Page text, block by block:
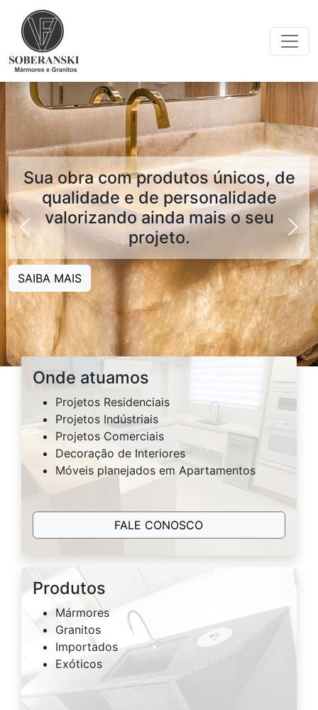
Sua obra com produtos únicos, de
qualidade e de personalidade
valorizando ainda mais o seu
projeto.
SAIBA MAIS
Onde atuamos
Projetos Residenciais
Projetos Indústriais
Projetos Comerciais
Decoração de Interiores
Móveis planejados em Apartamentos
FALE CONOSCO
Produtos
Mármores
Granitos
Importados
Exóticos